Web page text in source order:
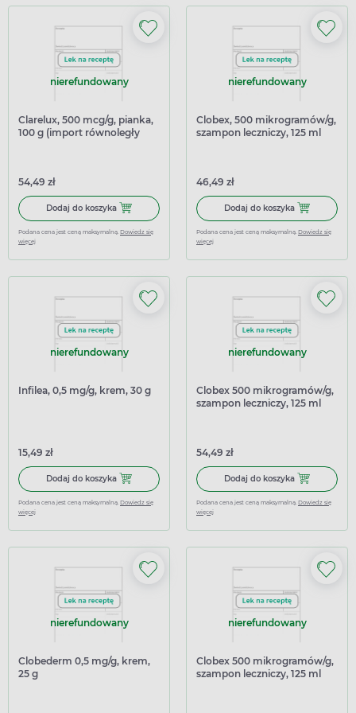
nierefundowany
Clarelux, 500 mcg/g, pianka,
100 g (import równoległy
54,49 zł
Dodaj do koszyka Dodaj do koszyka Clarelux, 500 mcg/g, pianka, 100 g
Podana cena jest ceną maksymalną. Dowiedz się
więcej
nierefundowany
Clobex, 500 mikrogramów/g,
szampon leczniczy, 125 ml
46,49 zł
Dodaj do koszyka Dodaj do
Podana cena jest ceną maksymalną. Dowiedz się
więcej
nierefundowany
Infilea, 0,5 mg/g, krem, 30 g
15,49 zł
Dodaj do koszyka Dodaj do koszyka Infilea, 0,5 mg/g, krem, 30 g
Podana cena jest ceną maksymalną. Dowiedz się
więcej
nierefundowany
Clobex 500 mikrogramów/g,
szampon leczniczy, 125 ml
54,49 zł
Dodaj do koszyka Dodaj do
Podana cena jest ceną maksymalną. Dowiedz się
więcej
nierefundowany
Clobederm 0,5 mg/g, krem,
25 g
nierefundowany
Clobex 500 mikrogramów/g,
szampon leczniczy, 125 ml